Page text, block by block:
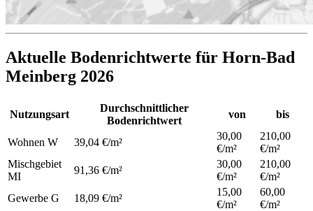
Aktuelle Bodenrichtwerte für Horn-Bad
Meinberg 2026
Nutzungsart
Durchschnittlicher
Bodenrichtwert
von bis
Wohnen W 39,04 €/m²
30,00
€/m²
210,00
€/m²
Mischgebiet
MI
91,36 €/m²
30,00
€/m²
210,00
€/m²
Gewerbe G 18,09 €/m²
15,00
€/m²
60,00
€/m²